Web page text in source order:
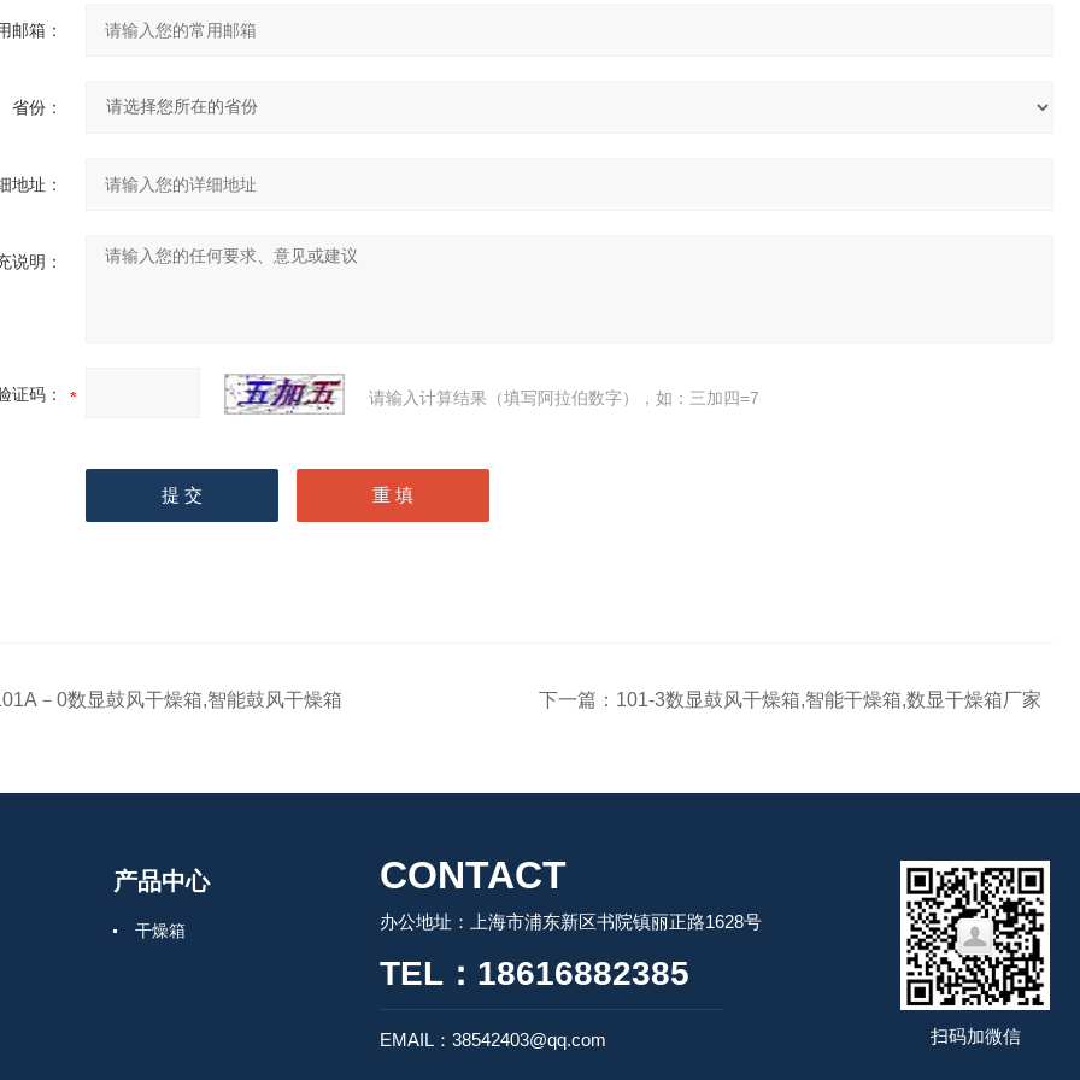
邮箱：
省份：
地址：
说明：
证码： 请输入计算结果（填写阿拉伯数字），如：三加四=7
－0数显鼓风干燥箱,智能鼓风干燥箱 下一篇： 101-3数显鼓风干燥箱,智能干燥箱,数显干燥箱厂家
产品中心
干燥箱
CONTACT
办公地址：上海市浦东新区书院镇丽正路1628号
TEL：18616882385
EMAIL：38542403@qq.com 扫码加微信